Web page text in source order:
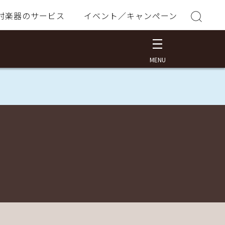
楽器のサービス イベント／キャンペーン